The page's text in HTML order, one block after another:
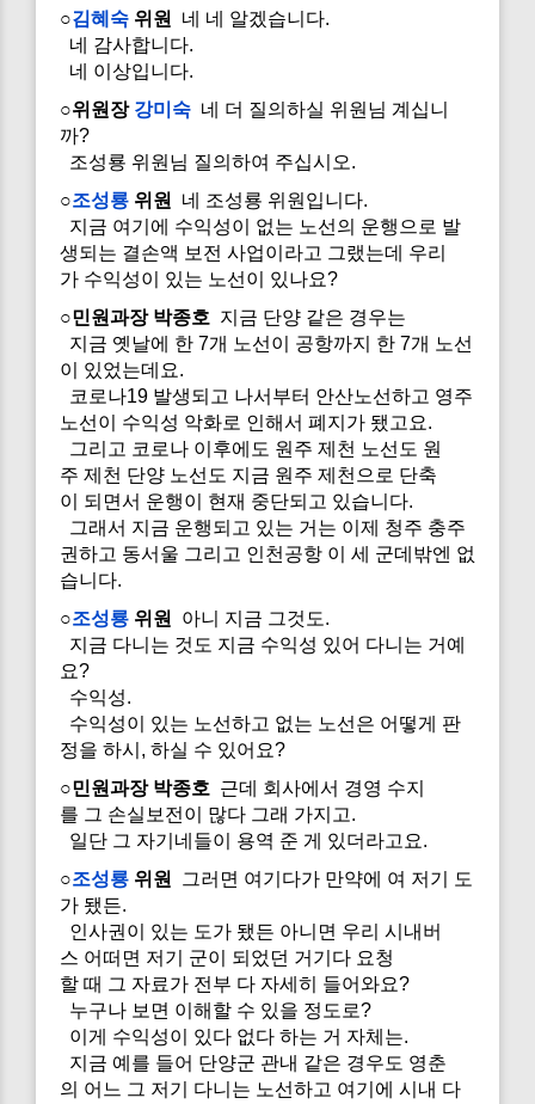
○김혜숙 위원
네 네 알겠습니다.
네 감사합니다.
네 이상입니다.
○위원장 강미숙 네 더 질의하실 위원님 계십니
까?
조성룡 위원님 질의하여 주십시오.
○조성룡 위원
네 조성룡 위원입니다.
지금 여기에 수익성이 없는 노선의 운행으로 발
생되는 결손액 보전 사업이라고 그랬는데 우리
가 수익성이 있는 노선이 있나요?
○민원과장 박종호 지금 단양 같은 경우는
지금 옛날에 한 7개 노선이 공항까지 한 7개 노선
이 있었는데요.
코로나19 발생되고 나서부터 안산노선하고 영주
노선이 수익성 악화로 인해서 폐지가 됐고요.
그리고 코로나 이후에도 원주 제천 노선도 원
주 제천 단양 노선도 지금 원주 제천으로 단축
이 되면서 운행이 현재 중단되고 있습니다.
그래서 지금 운행되고 있는 거는 이제 청주 충주
권하고 동서울 그리고 인천공항 이 세 군데밖엔 없
습니다.
○조성룡 위원
아니 지금 그것도.
지금 다니는 것도 지금 수익성 있어 다니는 거예
요?
수익성.
수익성이 있는 노선하고 없는 노선은 어떻게 판
정을 하시, 하실 수 있어요?
○민원과장 박종호 근데 회사에서 경영 수지
를 그 손실보전이 많다 그래 가지고.
일단 그 자기네들이 용역 준 게 있더라고요.
○조성룡 위원
그러면 여기다가 만약에 여 저기 도
가 됐든.
인사권이 있는 도가 됐든 아니면 우리 시내버
스 어떠면 저기 군이 되었던 거기다 요청
할 때 그 자료가 전부 다 자세히 들어와요?
누구나 보면 이해할 수 있을 정도로?
이게 수익성이 있다 없다 하는 거 자체는.
지금 예를 들어 단양군 관내 같은 경우도 영춘
의 어느 그 저기 다니는 노선하고 여기에 시내 다